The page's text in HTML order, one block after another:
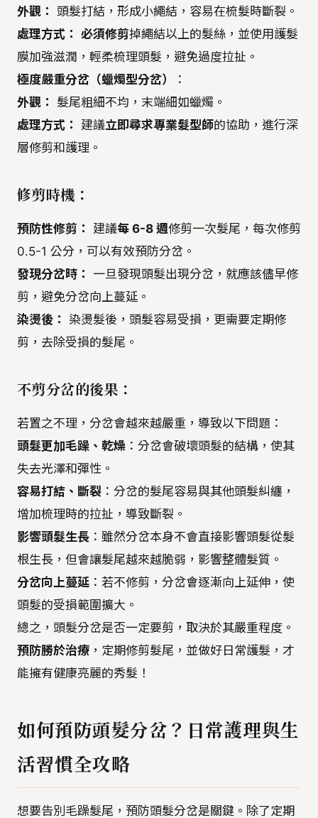
外觀： 頭髮打結，形成小繩結，容易在梳髮時斷裂。
處理方式： 必須修剪掉繩結以上的髮絲，並使用護髮
膜加強滋潤，輕柔梳理頭髮，避免過度拉扯。
極度嚴重分岔（蠟燭型分岔）
：
外觀：
髮尾粗細不均，末端細如蠟燭。
處理方式：
建議立即尋求專業髮型師的協助，進行深
層修剪和護理。
修剪時機：
預防性修剪： 建議每 6-8 週修剪一次髮尾，每次修剪
0.5-1 公分，可以有效預防分岔。
發現分岔時：
一旦發現頭髮出現分岔，就應該儘早修
剪，避免分岔向上蔓延。
染燙後： 染燙髮後，頭髮容易受損，更需要定期修
剪，去除受損的髮尾。
不剪分岔的後果：
若置之不理，分岔會越來越嚴重，導致以下問題：
頭髮更加毛躁、乾燥 ：分岔會破壞頭髮的結構，使其
失去光澤和彈性。
容易打結、斷裂 ：分岔的髮尾容易與其他頭髮糾纏，
增加梳理時的拉扯，導致斷裂。
影響頭髮生長 ：雖然分岔本身不會直接影響頭髮從髮
根生長，但會讓髮尾越來越脆弱，影響整體髮質。
分岔向上蔓延 ：若不修剪，分岔會逐漸向上延伸，使
頭髮的受損範圍擴大。
總之，頭髮分岔是否一定要剪，取決於其嚴重程度。
預防勝於治療 ，定期修剪髮尾，並做好日常護髮，才
能擁有健康亮麗的秀髮！
如何預防頭髮分岔？日常護理與生
活習慣全攻略
想要告別毛躁髮尾，預防頭髮分岔是關鍵。除了定期